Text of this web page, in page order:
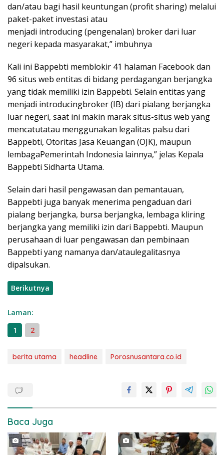
dan/atau bagi hasil keuntungan (profit sharing) melalui
paket-paket investasi atau
menjadi introducing (pengenalan) broker dari luar
negeri kepada masyarakat,” imbuhnya
Kali ini Bappebti memblokir 41 halaman Facebook dan
96 situs web entitas di bidang perdagangan berjangka
yang tidak memiliki izin Bappebti. Selain entitas yang
menjadi introducingbroker (IB) dari pialang berjangka
luar negeri, saat ini makin marak situs-situs web yang
mencatutatau menggunakan legalitas palsu dari
Bappebti, Otoritas Jasa Keuangan (OJK), maupun
lembagaPemerintah Indonesia lainnya,” jelas Kepala
Bappebti Sidharta Utama.
Selain dari hasil pengawasan dan pemantauan,
Bappebti juga banyak menerima pengaduan dari
pialang berjangka, bursa berjangka, lembaga kliring
berjangka yang memiliki izin dari Bappebti. Maupun
perusahaan di luar pengawasan dan pembinaan
Bappebti yang namanya dan/ataulegalitasnya
dipalsukan.
Berikutnya
Laman:
1
2
berita utama headline Porosnusantara.co.id
Baca Juga